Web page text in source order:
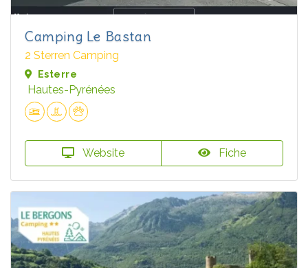
Camping Le Bastan
2 Sterren Camping
Esterre
Hautes-Pyrénées
Website Fiche